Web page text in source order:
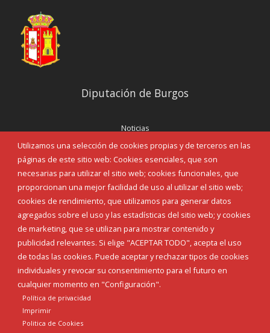
Utilizamos una selección de cookies propias y de terceros en las
páginas de este sitio web: Cookies esenciales, que son
necesarias para utilizar el sitio web; cookies funcionales, que
proporcionan una mejor facilidad de uso al utilizar el sitio web;
cookies de rendimiento, que utilizamos para generar datos
agregados sobre el uso y las estadísticas del sitio web; y cookies
de marketing, que se utilizan para mostrar contenido y
publicidad relevantes. Si elige "ACEPTAR TODO", acepta el uso
de todas las cookies. Puede aceptar y rechazar tipos de cookies
individuales y revocar su consentimiento para el futuro en
cualquier momento en "Configuración".
Política de privacidad
Imprimir
Politica de Cookies
Diputación de Burgos
Noticias
Eventos
Corporación Municipal
Teléfonos de interés
INICIAR SESIÓN
MAPA WEB